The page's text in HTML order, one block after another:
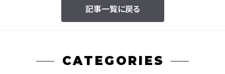
記事一覧に戻る
CATEGORIES